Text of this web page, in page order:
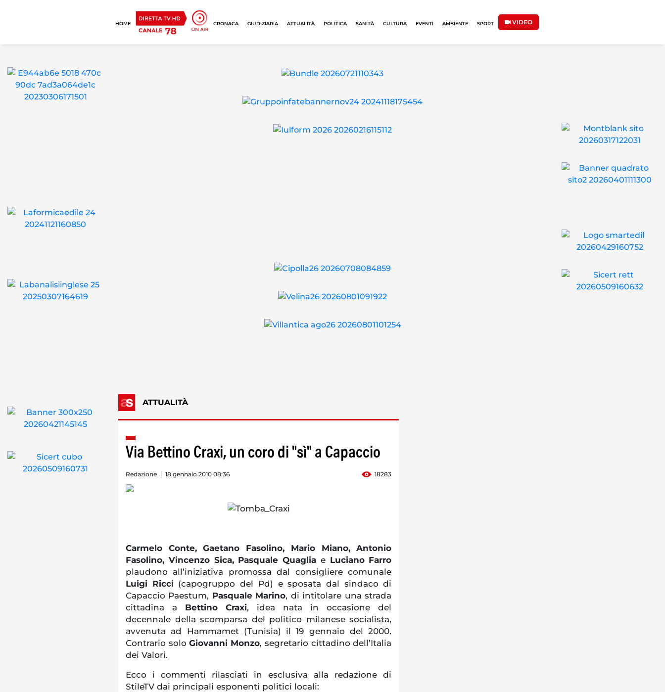
HOME CRONACA GIUDIZIARIA ATTUALITÀ POLITICA SANITÀ CULTURA EVENTI AMBIENTE SPORT VIDEO
ATTUALITÀ
Via Bettino Craxi, un coro di "sì" a Capaccio
Redazione 18 gennaio 2010 08:36 18283
Carmelo Conte, Gaetano Fasolino, Mario Miano, Antonio
Fasolino, Vincenzo Sica, Pasquale Quaglia e Luciano Farro
plaudono all’iniziativa promossa dal consigliere comunale
Luigi Ricci (capogruppo del Pd) e sposata dal sindaco di
Capaccio Paestum, Pasquale Marino, di intitolare una strada
cittadina a Bettino Craxi, idea nata in occasione del
decennale della scomparsa del politico milanese socialista,
avvenuta ad Hammamet (Tunisia) il 19 gennaio del 2000.
Contrario soloGiovanni Monzo, segretario cittadino dell’Italia
dei Valori.
Ecco i commenti rilasciati in esclusiva alla redazione di
StileTV dai principali esponenti politici locali: